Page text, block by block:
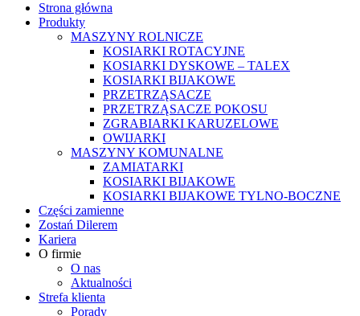
Strona główna
Produkty
MASZYNY ROLNICZE
KOSIARKI ROTACYJNE
KOSIARKI DYSKOWE – TALEX
KOSIARKI BIJAKOWE
PRZETRZĄSACZE
PRZETRZĄSACZE POKOSU
ZGRABIARKI KARUZELOWE
OWIJARKI
MASZYNY KOMUNALNE
ZAMIATARKI
KOSIARKI BIJAKOWE
KOSIARKI BIJAKOWE TYLNO-BOCZNE
Części zamienne
Zostań Dilerem
Kariera
O firmie
O nas
Aktualności
Strefa klienta
Porady